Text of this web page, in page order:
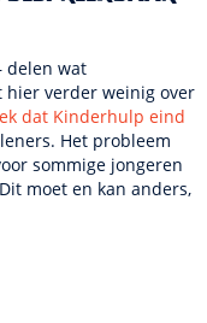
delen wat
verder weinig over
dat Kinderhulp eind
Het probleem
sommige jongeren
moet en kan anders,